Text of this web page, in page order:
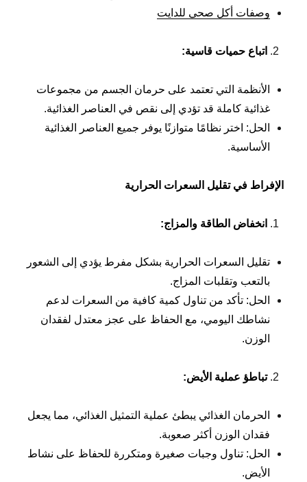
وصفات أكل صحي للدايت
اتباع حميات قاسية:
الأنظمة التي تعتمد على حرمان الجسم من مجموعات
غذائية كاملة قد تؤدي إلى نقص في العناصر الغذائية.
الحل: اختر نظامًا متوازنًا يوفر جميع العناصر الغذائية
الأساسية.
الإفراط في تقليل السعرات الحرارية
انخفاض الطاقة والمزاج:
تقليل السعرات الحرارية بشكل مفرط يؤدي إلى الشعور
بالتعب وتقلبات المزاج.
الحل: تأكد من تناول كمية كافية من السعرات لدعم
نشاطك اليومي، مع الحفاظ على عجز معتدل لفقدان
الوزن.
تباطؤ عملية الأيض:
الحرمان الغذائي يبطئ عملية التمثيل الغذائي، مما يجعل
فقدان الوزن أكثر صعوبة.
الحل: تناول وجبات صغيرة ومتكررة للحفاظ على نشاط
الأيض.